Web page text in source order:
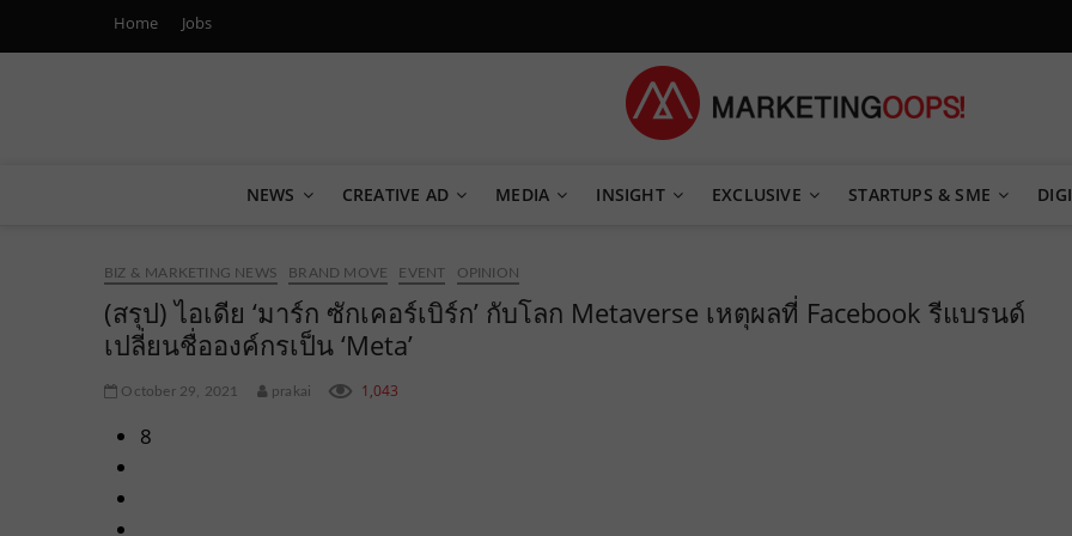
Home Jobs
Marketing Oops!
NEWS CREATIVE AD MEDIA INSIGHT EXCLUSIVE STARTUPS & SME
BIZ & MARKETING NEWS BRAND MOVE EVENT OPINION
(สรุป) ไอเดีย ‘มาร์ก ซักเคอร์เบิร์ก’ กับโลก Metaverse เหตุผลที่ Facebook รีแบรนด์
เปลี่ยนชื่อองค์กรเป็น ‘Meta’
October 29, 2021 prakai 1,043
8